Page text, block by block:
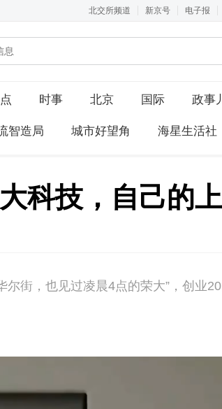
北交所频道 新京号 电子报
时事 北京 国际 政事
智造局 城市好望角 海星生活社
科技，自己的
尔街，也见过凌晨4点的荣大”，创业